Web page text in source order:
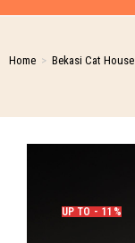
Home > Bekasi Cat House
UP TO - 11%